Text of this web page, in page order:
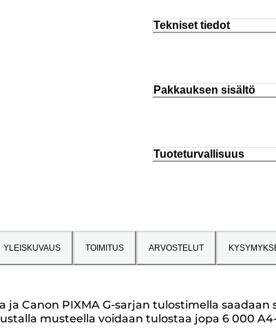
Tekniset tiedot
Pakkauksen sisältö
Tuoteturvallisuus
YLEISKUVAUS TOIMITUS ARVOSTELUT
Canon PIXMA G-sarjan tulostimella
musteella voidaan tulostaa jopa 6 000